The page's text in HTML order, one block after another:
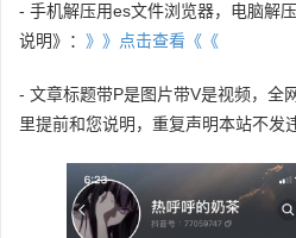
- 手机解压用es文件浏览器，电脑解
说明》： 》》点击查看《《
- 文章标题带P是图片带V是视频，全
里提前和您说明，重复声明本站不发